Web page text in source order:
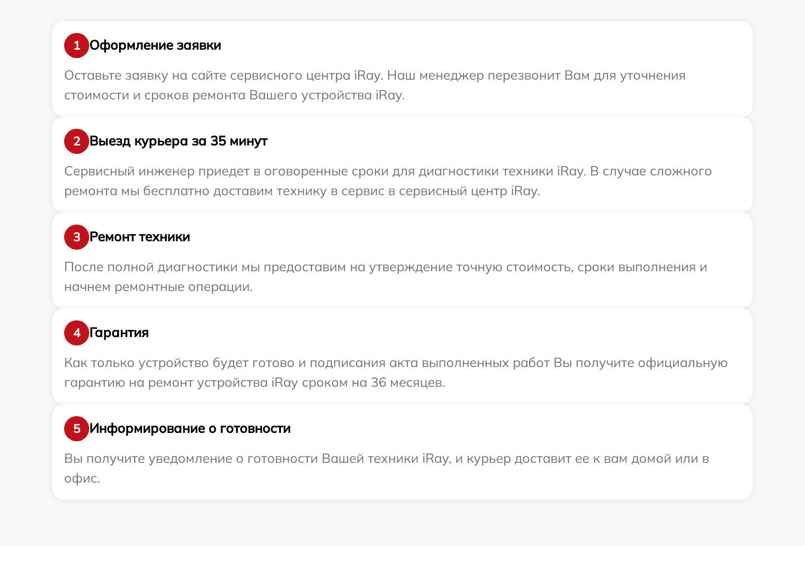
1
Оформление заявки
Оставьте заявку на сайте сервисного центра iRay. Наш менеджер перезвонит Вам для уточнения
стоимости и сроков ремонта Вашего устройства iRay.
2
Выезд курьера за 35 минут
Сервисный инженер приедет в оговоренные сроки для диагностики техники iRay. В случае сложного
ремонта мы бесплатно доставим технику в сервис в сервисный центр iRay.
3
Ремонт техники
После полной диагностики мы предоставим на утверждение точную стоимость, сроки выполнения и
начнем ремонтные операции.
4
Гарантия
Как только устройство будет готово и подписания акта выполненных работ Вы получите официальную
гарантию на ремонт устройства iRay сроком на 36 месяцев.
5
Информирование о готовности
Вы получите уведомление о готовности Вашей техники iRay, и курьер доставит ее к вам домой или в
офис.